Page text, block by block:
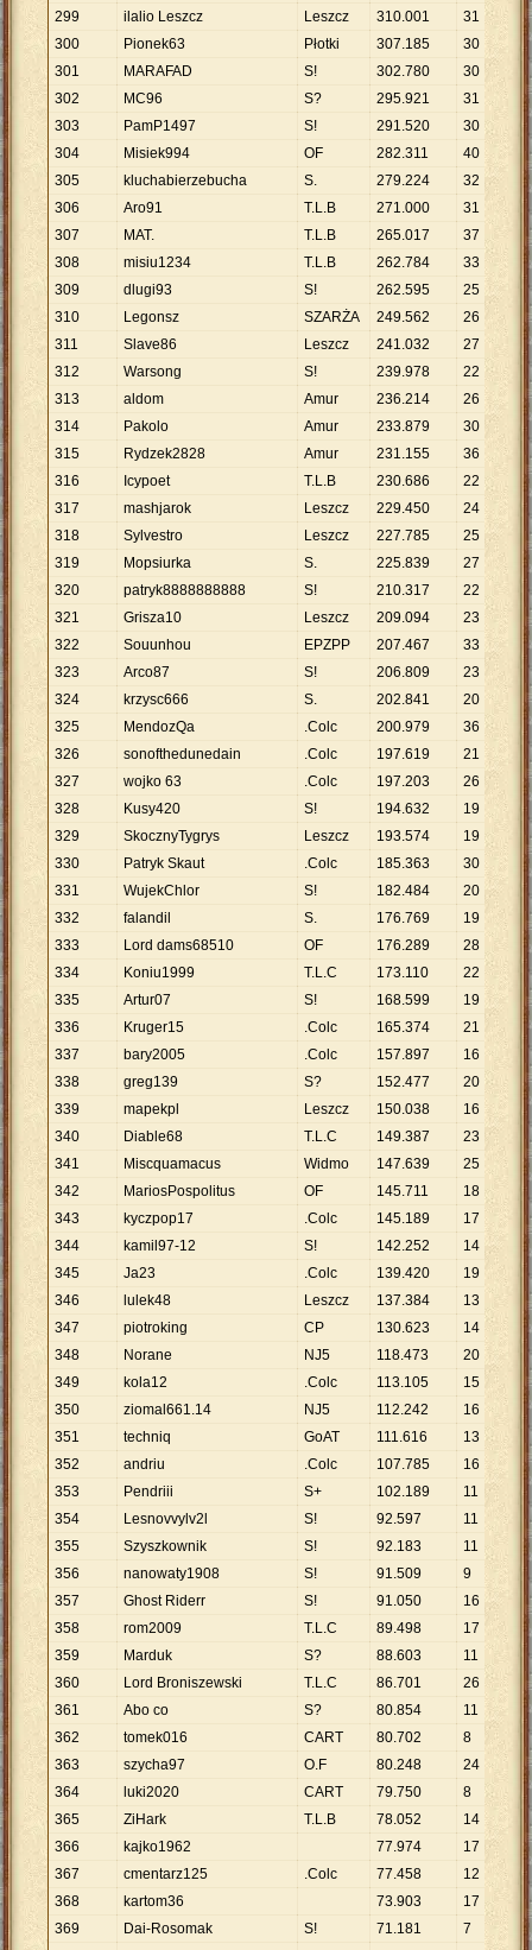
299
ilalio Leszcz Leszcz 310.001 31
300
Pionek63 Płotki 307.185 30
301
MARAFAD S! 302.780 30
302
MC96 S? 295.921 31 9.
303
PamP1497 S! 291.520 30 9
304
Misiek994 OF 282.311 40
.
305
kluchabierzebucha S. 279.224 32 8.
306
Aro91 T.L.B 271.000 31
307
MAT. T.L.B 265.017 37 7.
308
misiu1234 T.L.B 262.784 33 7.
309
dlugi93 S! 262.595 25
310
Legonsz SZARŻA 249.562 26 9.
311
Slave86 Leszcz 241.032 27 8.
312
Warsong S! 239.978 22
313
aldom Amur 236.214 26 9.
314
Pakolo Amur 233.879 30 7
315
Rydzek2828 Amur 231.155 36
.
316
Icypoet T.L.B 230.686 22
317
mashjarok Leszcz 229.450 24
318
Sylvestro Leszcz 227.785 25
.
319
Mopsiurka S. 225.839 27 8.
320
patryk8888888888 S! 210.317 22
.
321
Grisza10 Leszcz 209.094 23 9
322
Souunhou EPZPP 207.467 33 6.
323
Arco87 S! 206.809 23
.
324
krzysc666 S. 202.841 20
325
MendozQa .Colc 200.979 36 5.
326
sonofthedunedain .Colc 197.619 21
327
wojko 63 .Colc 197.203 26 7.
328
Kusy420 S! 194.632 19
329
SkocznyTygrys Leszcz 193.574 19
330
Patryk Skaut .Colc 185.363 30 6
331
WujekChlor S! 182.484 20
332
falandil S. 176.769 19 9.
333
Lord dams68510 OF 176.289 28
.
334
Koniu1999 T.L.C 173.110 22
.
335
Artur07 S! 168.599 19 8.
336
Kruger15 .Colc 165.374 21 7.
337
bary2005 .Colc 157.897 16
.
338
greg139 S? 152.477 20 7 .
339
mapekpl Leszcz 150.038 16 9.
340
Diable68 T.L.C 149.387 23
.
341
Miscquamacus Widmo 147.639 25 5.
342
MariosPospolitus OF 145.711 18 8
343
kyczpop17 .Colc 145.189 17
.
344
kamil97-12 S! 142.252 14
345
Ja23 .Colc 139.420 19
.
346
lulek48 Leszcz 137.384 13
347
piotroking CP 130.623 14 9.
348
Norane NJ5 118.473 20
.
349
kola12 .Colc 113.105 15
.
350
ziomal661.14 NJ5 112.242 16 7.
351
techniq GoAT 111.616 13
352
andriu .Colc 107.785 16 6.
353
Pendriii S+ 102.189 11 9
354
Lesnovvylv2l S! 92.597 11
.
355
Szyszkownik S! 92.183 11 8
356
nanowaty1908 S! 91.509 9
357
Ghost Riderr S! 91.050 16
.
358
rom2009 T.L.C 89.498 17 5.
359
Marduk S? 88.603 11
.
360
Lord Broniszewski T.L.C 86.701 26 3
361
Abo co S? 80.854 11 7.
362
tomek016 CART 80.702 8
363
szycha97 O.F 80.248 24 3 .
364
luki2020 CART 79.750 8 9.
365
ZiHark T.L.B 78.052 14
366
kajko1962 77.974 17 4.
367
cmentarz125 .Colc 77.458 12 6
368
kartom36 73.903 17
.
369
Dai-Rosomak S! 71.181 7